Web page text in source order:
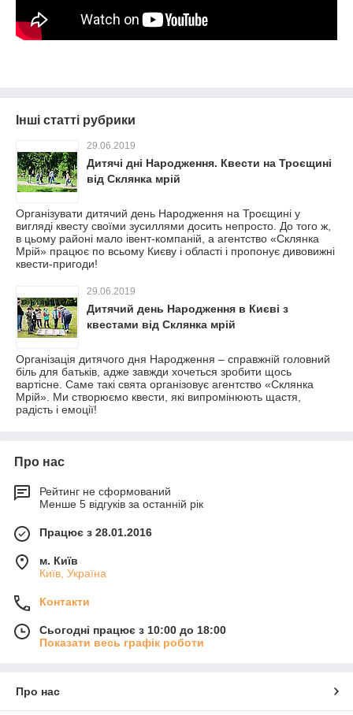
Інші статті рубрики
29.06.2019
Дитячі дні Народження. Квести на Троєщині
від Склянка мрій
Організувати дитячий день Народження на Троєщині у
вигляді квесту своїми зусиллями досить непросто. До того ж,
в цьому районі мало івент-компаній, а агентство «Склянка
Мрій» працює по всьому Києву і області і пропонує дивовижні
квести-пригоди!
29.06.2019
Дитячий день Народження в Києві з
квестами від Склянка мрій
Організація дитячого дня Народження – справжній головний
біль для батьків, адже завжди хочеться зробити щось
вартісне. Саме такі свята організовує агентство «Склянка
Мрій». Ми створюємо квести, які випромінюють щастя,
радість і емоції!
Про нас
Рейтинг не сформований
Менше 5 відгуків за останній рік
Працює з 28.01.2016
м. Київ
Київ, Україна
Контакти
Сьогодні працює з 10:00 до 18:00
Показати весь графік роботи
Про нас